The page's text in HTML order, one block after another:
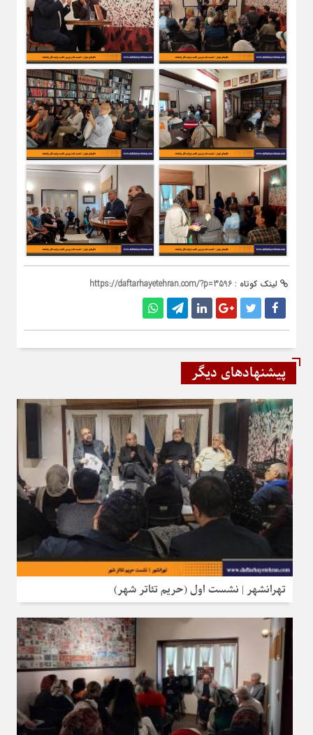
لینک کوتاه : https://daftarhayetehran.com/?p=3596
پیشنهادهای دیگر
تهرانشهر | نشست اول (حریم تئاتر شهر)